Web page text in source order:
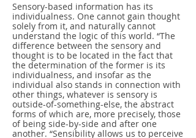
Sensory-based information has its
individualness. One cannot gain thought
solely from it, and naturally cannot
understand the logic of this world. “The
difference between the sensory and
thought is to be located in the fact that
the determination of the former is its
individualness, and insofar as the
individual also stands in connection with
other things, whatever is sensory is
outside-of-something-else, the abstract
forms of which are, more precisely, those
of being side-by-side and after one
another. “Sensibility allows us to perceive